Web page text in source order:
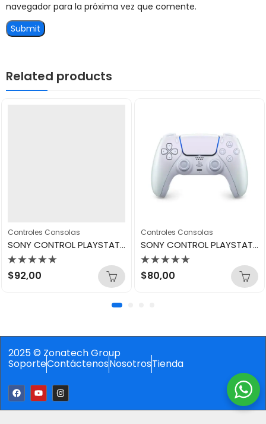
navegador para la próxima vez que comente.
Related products
Controles Consolas
SONY CONTROL PLAYSTATION PS5 TECHNO RED
Valorado
con
$92,00
Controles Consolas
SONY CONTROL PLAYSTATION PS5 CHROMA PEARL
Valorado
con
$80,00
2025 © Zonatech Group
SoporteContáctenosNosotrosTienda